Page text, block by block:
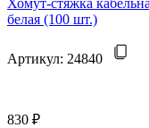
белая (100 шт.)
Артикул: 24840
830 ₽